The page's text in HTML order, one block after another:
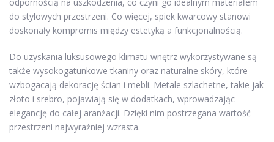
odpornością na uszkodzenia, co czyni go idealnym materiałem
do stylowych przestrzeni. Co więcej, spiek kwarcowy stanowi
doskonały kompromis między estetyką a funkcjonalnością.
Do uzyskania luksusowego klimatu wnętrz wykorzystywane są
także wysokogatunkowe tkaniny oraz naturalne skóry, które
wzbogacają dekorację ścian i mebli. Metale szlachetne, takie jak
złoto i srebro, pojawiają się w dodatkach, wprowadzając
elegancję do całej aranżacji. Dzięki nim postrzegana wartość
przestrzeni najwyraźniej wzrasta.